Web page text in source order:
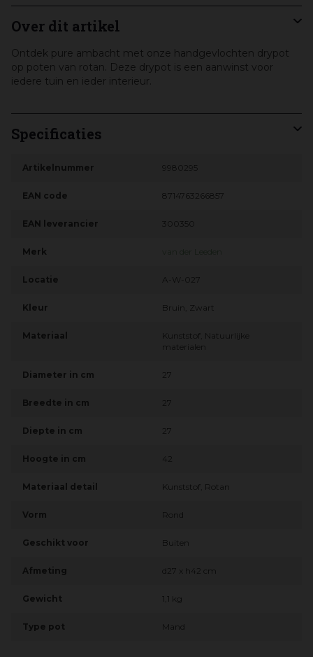
Over dit artikel
Ontdek pure ambacht met onze handgevlochten drypot
op poten van rotan. Deze drypot is een aanwinst voor
iedere tuin en ieder interieur.
Specificaties
Artikelnummer 9980295
EAN code 8714763266857
EAN leverancier 300350
Merk
Locatie A-W-027
Kleur Bruin, Zwart
Materiaal
Kunststof, Natuurlijke
materialen
Diameter in cm 27
Breedte in cm 27
Diepte in cm 27
Hoogte in cm 42
Materiaal detail Kunststof, Rotan
Vorm Rond
Geschikt voor Buiten
Afmeting d27 x h42 cm
Gewicht 1,1 kg
Type pot Mand